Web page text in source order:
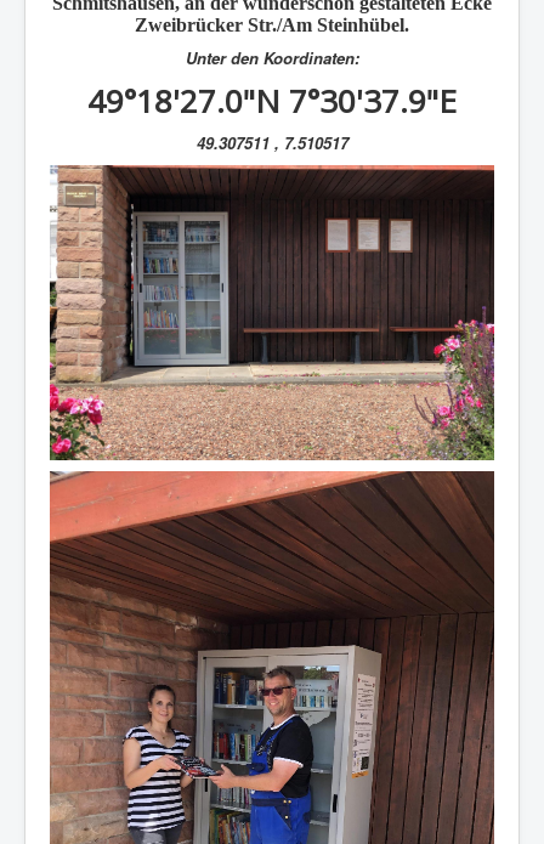
Zweibrücker Str./Am Steinhübel.
Unter den Koordinaten:
49°18'27.0"N 7°30'37.9"E
49.307511 , 7.510517